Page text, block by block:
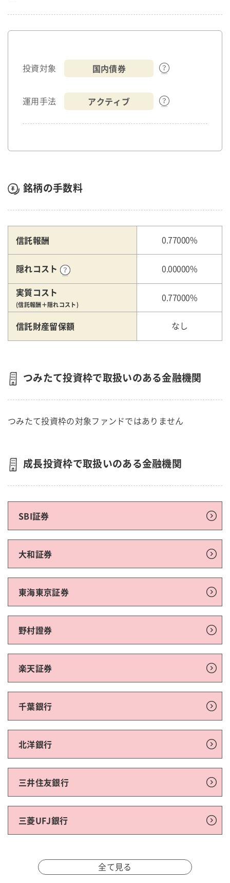
投資対象 国内債券
運用手法 アクティブ
銘柄の手数料
信託報酬 0.77000%
隠れコスト 0.00000%
実質コスト
(信託報酬＋隠れコスト)
0.77000%
信託財産留保額 なし
つみたて投資枠で取扱いのある金融機関
つみたて投資枠の対象ファンドではありません
成長投資枠で取扱いのある金融機関
SBI証券
大和証券
東海東京証券
野村證券
楽天証券
千葉銀行
北洋銀行
三井住友銀行
三菱UFJ銀行
全て見る